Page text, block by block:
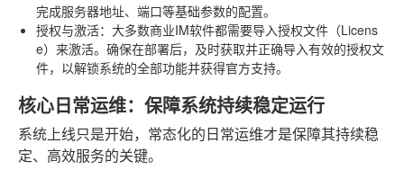
完成服务器地址、端口等基础参数的配置。
授权与激活：大多数商业IM软件都需要导入授权文件（Licens
e）来激活。确保在部署后，及时获取并正确导入有效的授权文
件，以解锁系统的全部功能并获得官方支持。
核心日常运维：保障系统持续稳定运行
系统上线只是开始，常态化的日常运维才是保障其持续稳
定、高效服务的关键。